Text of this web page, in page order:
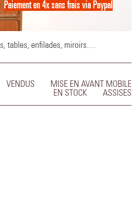
Paiement en 4x sans frais via Paypal
tables, enfilades, miroirs…
MISE EN AVANT MOBILE
VENDUS
ASSISES
EN STOCK